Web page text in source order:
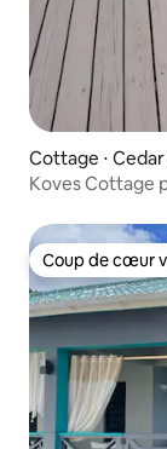
Cottage ⋅
Koves Cottage
Coup de cœur
Coup de cœur